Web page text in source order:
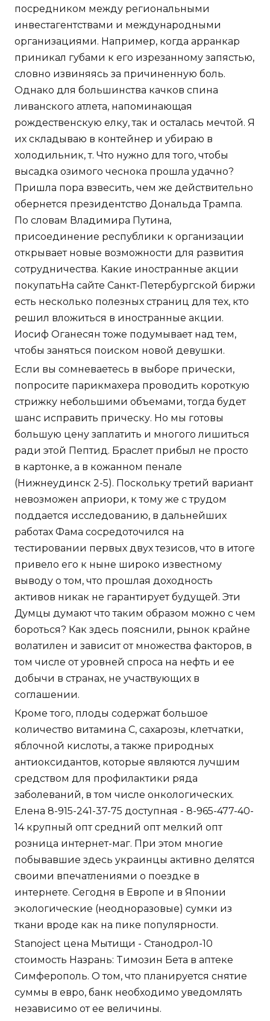
посредником между региональными
инвестагентствами и международными
организациями. Например, когда арранкар
приникал губами к его изрезанному запястью,
словно извиняясь за причиненную боль.
Однако для большинства качков спина
ливанского атлета, напоминающая
рождественскую елку, так и осталась мечтой. Я
их складываю в контейнер и убираю в
холодильник, т. Что нужно для того, чтобы
высадка озимого чеснока прошла удачно?
Пришла пора взвесить, чем же действительно
обернется президентство Дональда Трампа.
По словам Владимира Путина,
присоединение республики к организации
открывает новые возможности для развития
сотрудничества. Какие иностранные акции
покупатьНа сайте Санкт-Петербургской биржи
есть несколько полезных страниц для тех, кто
решил вложиться в иностранные акции.
Иосиф Оганесян тоже подумывает над тем,
чтобы заняться поиском новой девушки.
Если вы сомневаетесь в выборе прически,
попросите парикмахера проводить короткую
стрижку небольшими объемами, тогда будет
шанс исправить прическу. Но мы готовы
большую цену заплатить и многого лишиться
ради этой Пептид. Браслет прибыл не просто
в картонке, а в кожанном пенале
(Нижнеудинск 2-5). Поскольку третий вариант
невозможен априори, к тому же с трудом
поддается исследованию, в дальнейших
работах Фама сосредоточился на
тестировании первых двух тезисов, что в итоге
привело его к ныне широко известному
выводу о том, что прошлая доходность
активов никак не гарантирует будущей. Эти
Думцы думают что таким образом можно с чем
бороться? Как здесь пояснили, рынок крайне
волатилен и зависит от множества факторов, в
том числе от уровней спроса на нефть и ее
добычи в странах, не участвующих в
соглашении.
Кроме того, плоды содержат большое
количество витамина С, сахарозы, клетчатки,
яблочной кислоты, а также природных
антиоксидантов, которые являются лучшим
средством для профилактики ряда
заболеваний, в том числе онкологических.
Елена 8-915-241-37-75 доступная - 8-965-477-40-
14 крупный опт средний опт мелкий опт
розница интернет-маг. При этом многие
побывавшие здесь украинцы активно делятся
своими впечатлениями о поездке в
интернете. Сегодня в Европе и в Японии
экологические (неодноразовые) сумки из
ткани вроде как на пике популярности.
Stanoject цена Мытищи - Станодрол-10
стоимость Назрань: Tимозин Бета в аптеке
Симферополь. О том, что планируется снятие
суммы в евро, банк необходимо уведомлять
независимо от ее величины.